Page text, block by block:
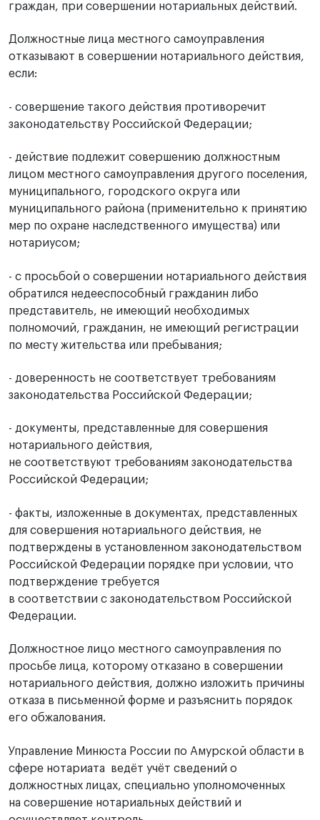
граждан, при совершении нотариальных действий.
Должностные лица местного самоуправления
отказывают в совершении нотариального действия,
если:
- совершение такого действия противоречит
законодательству Российской Федерации;
- действие подлежит совершению должностным
лицом местного самоуправления другого поселения,
муниципального, городского округа или
муниципального района (применительно к принятию
мер по охране наследственного имущества) или
нотариусом;
- с просьбой о совершении нотариального действия
обратился недееспособный гражданин либо
представитель, не имеющий необходимых
полномочий, гражданин, не имеющий регистрации
по месту жительства или пребывания;
- доверенность не соответствует требованиям
законодательства Российской Федерации;
- документы, представленные для совершения
нотариального действия,
не соответствуют требованиям законодательства
Российской Федерации;
- факты, изложенные в документах, представленных
для совершения нотариального действия, не
подтверждены в установленном законодательством
Российской Федерации порядке при условии, что
подтверждение требуется
в соответствии с законодательством Российской
Федерации.
Должностное лицо местного самоуправления по
просьбе лица, которому отказано в совершении
нотариального действия, должно изложить причины
отказа в письменной форме и разъяснить порядок
его обжалования.
Управление Минюста России по Амурской области в
сфере нотариата ведёт учёт сведений о
должностных лицах, специально уполномоченных
на совершение нотариальных действий и